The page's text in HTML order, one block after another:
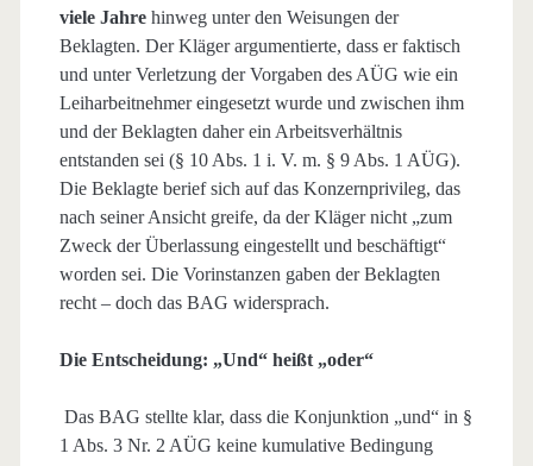
viele Jahrehinweg unter den Weisungen der
Beklagten. Der Kläger argumentierte, dass er faktisch
und unter Verletzung der Vorgaben des AÜG wie ein
Leiharbeitnehmer eingesetzt wurde und zwischen ihm
und der Beklagten daher ein Arbeitsverhältnis
entstanden sei (§ 10 Abs. 1 i. V. m. § 9 Abs. 1 AÜG).
Die Beklagte berief sich auf das Konzernprivileg, das
nach seiner Ansicht greife, da der Kläger nicht „zum
Zweck der Überlassung eingestellt und beschäftigt“
worden sei. Die Vorinstanzen gaben der Beklagten
recht – doch das BAG widersprach.
Die Entscheidung: „Und“ heißt „oder“
Das BAG stellte klar, dass die Konjunktion „und“ in §
1 Abs. 3 Nr. 2 AÜG keine kumulative Bedingung